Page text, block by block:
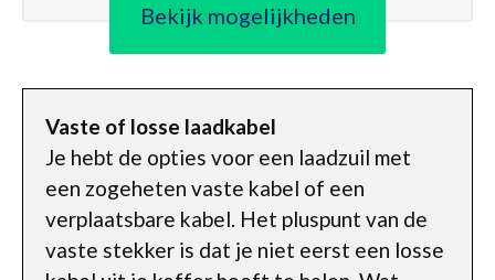
Bekijk mogelijkheden
Vaste of losse laadkabel
Je hebt de opties voor een laadzuil met
een zogeheten vaste kabel of een
verplaatsbare kabel. Het pluspunt van de
vaste stekker is dat je niet eerst een losse